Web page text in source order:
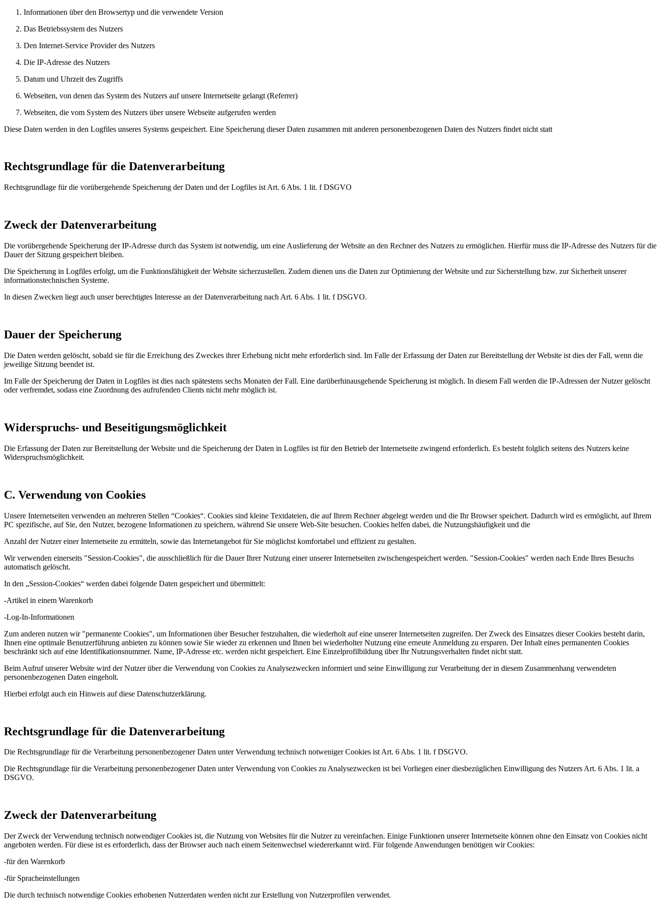
Informationen über den Browsertyp und die verwendete Version
Das Betriebssystem des Nutzers
Den Internet-Service Provider des Nutzers
Die IP-Adresse des Nutzers
Datum und Uhrzeit des Zugriffs
Webseiten, von denen das System des Nutzers auf unsere Internetseite gelangt (Referrer)
Webseiten, die vom System des Nutzers über unsere Webseite aufgerufen werden
Diese Daten werden in den Logfiles unseres Systems gespeichert. Eine Speicherung dieser Daten zusammen mit anderen personenbezogenen Daten des Nutzers findet nicht statt
Rechtsgrundlage für die Datenverarbeitung
Rechtsgrundlage für die vorübergehende Speicherung der Daten und der Logfiles ist Art. 6 Abs. 1 lit. f DSGVO
Zweck der Datenverarbeitung
Die vorübergehende Speicherung der IP-Adresse durch das System ist notwendig, um eine Auslieferung der Website an den Rechner des Nutzers zu ermöglichen. Hierfür muss die IP-Adresse des Nutzers für die
Dauer der Sitzung gespeichert bleiben.
Die Speicherung in Logfiles erfolgt, um die Funktionsfähigkeit der Website sicherzustellen. Zudem dienen uns die Daten zur Optimierung der Website und zur Sicherstellung bzw. zur Sicherheit unserer
informationstechnischen Systeme.
In diesen Zwecken liegt auch unser berechtigtes Interesse an der Datenverarbeitung nach Art. 6 Abs. 1 lit. f DSGVO.
Dauer der Speicherung
Die Daten werden gelöscht, sobald sie für die Erreichung des Zweckes ihrer Erhebung nicht mehr erforderlich sind. Im Falle der Erfassung der Daten zur Bereitstellung der Website ist dies der Fall, wenn die
jeweilige Sitzung beendet ist.
Im Falle der Speicherung der Daten in Logfiles ist dies nach spätestens sechs Monaten der Fall. Eine darüberhinausgehende Speicherung ist möglich. In diesem Fall werden die IP-Adressen der Nutzer gelöscht
oder verfremdet, sodass eine Zuordnung des aufrufenden Clients nicht mehr möglich ist.
Widerspruchs- und Beseitigungsmöglichkeit
Die Erfassung der Daten zur Bereitstellung der Website und die Speicherung der Daten in Logfiles ist für den Betrieb der Internetseite zwingend erforderlich. Es besteht folglich seitens des Nutzers keine
Widerspruchsmöglichkeit.
C. Verwendung von Cookies
Unsere Internetseiten verwenden an mehreren Stellen “Cookies“. Cookies sind kleine Textdateien, die auf Ihrem Rechner abgelegt werden und die Ihr Browser speichert. Dadurch wird es ermöglicht, auf Ihrem
PC spezifische, auf Sie, den Nutzer, bezogene Informationen zu speichern, während Sie unsere Web-Site besuchen. Cookies helfen dabei, die Nutzungshäufigkeit und die
Anzahl der Nutzer einer Internetseite zu ermitteln, sowie das Internetangebot für Sie möglichst komfortabel und effizient zu gestalten.
Wir verwenden einerseits "Session-Cookies", die ausschließlich für die Dauer Ihrer Nutzung einer unserer Internetseiten zwischengespeichert werden. "Session-Cookies" werden nach Ende Ihres Besuchs
automatisch gelöscht.
In den „Session-Cookies“ werden dabei folgende Daten gespeichert und übermittelt:
-Artikel in einem Warenkorb
-Log-In-Informationen
Zum anderen nutzen wir "permanente Cookies", um Informationen über Besucher festzuhalten, die wiederholt auf eine unserer Internetseiten zugreifen. Der Zweck des Einsatzes dieser Cookies besteht darin,
Ihnen eine optimale Benutzerführung anbieten zu können sowie Sie wieder zu erkennen und Ihnen bei wiederholter Nutzung eine erneute Anmeldung zu ersparen. Der Inhalt eines permanenten Cookies
beschränkt sich auf eine Identifikationsnummer. Name, IP-Adresse etc. werden nicht gespeichert. Eine Einzelprofilbildung über Ihr Nutzungsverhalten findet nicht statt.
Beim Aufruf unserer Website wird der Nutzer über die Verwendung von Cookies zu Analysezwecken informiert und seine Einwilligung zur Verarbeitung der in diesem Zusammenhang verwendeten
personenbezogenen Daten eingeholt.
Hierbei erfolgt auch ein Hinweis auf diese Datenschutzerklärung.
Rechtsgrundlage für die Datenverarbeitung
Die Rechtsgrundlage für die Verarbeitung personenbezogener Daten unter Verwendung technisch notweniger Cookies ist Art. 6 Abs. 1 lit. f DSGVO.
Die Rechtsgrundlage für die Verarbeitung personenbezogener Daten unter Verwendung von Cookies zu Analysezwecken ist bei Vorliegen einer diesbezüglichen Einwilligung des Nutzers Art. 6 Abs. 1 lit. a
DSGVO.
Zweck der Datenverarbeitung
Der Zweck der Verwendung technisch notwendiger Cookies ist, die Nutzung von Websites für die Nutzer zu vereinfachen. Einige Funktionen unserer Internetseite können ohne den Einsatz von Cookies nicht
angeboten werden. Für diese ist es erforderlich, dass der Browser auch nach einem Seitenwechsel wiedererkannt wird. Für folgende Anwendungen benötigen wir Cookies:
-für den Warenkorb
-für Spracheinstellungen
Die durch technisch notwendige Cookies erhobenen Nutzerdaten werden nicht zur Erstellung von Nutzerprofilen verwendet.